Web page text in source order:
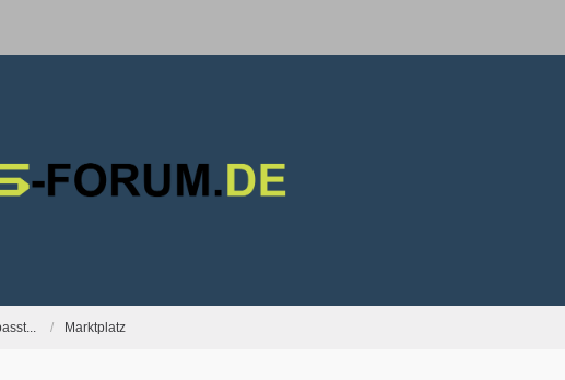
Marktplatz